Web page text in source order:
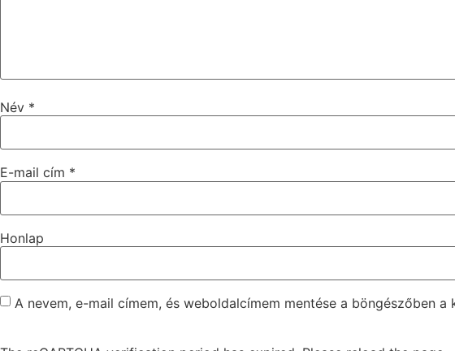
Név *
E-mail cím *
Honlap
A nevem, e-mail címem, és weboldalcímem mentése a böngészőben